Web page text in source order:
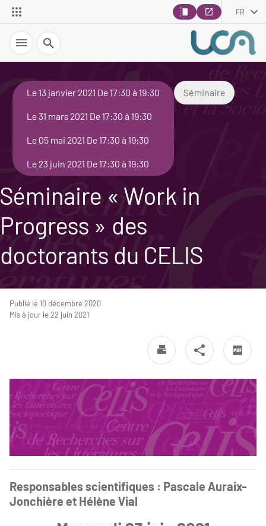
FR
Recherche
Le 13 janvier 2021 De 17:30 à 19:30
Le 31 mars 2021 De 17:30 à 19:30
Le 05 mai 2021 De 17:30 à 19:30
Le 23 juin 2021 De 17:30 à 19:30
Séminaire
Séminaire « Work in
Progress » des
doctorants du CELIS
Publié le 10 décembre 2020
Mis à jour le 22 juin 2021
Responsables scientifiques : Pascale Auraix-
Jonchière et Hélène Vial